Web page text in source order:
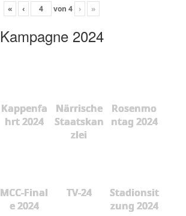
« ‹ von 4 › »
Kampagne 2024
Kappenfa
hrt 2024
Närrische
Staatskan
zlei
Rosenmo
ntag 2024
MCC-Final
e 2024
TV-24
Stadionsit
zung 2024